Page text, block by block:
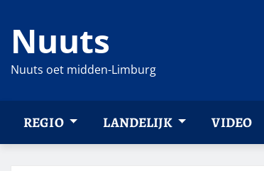
naar
inhoud
Nuuts
Nuuts oet midden-Limburg
REGIO LANDELIJK VIDEO